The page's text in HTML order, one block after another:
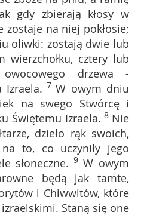
gdy zbierają kłosy w
zostaje na niej pokłosie;
oliwki: zostają dwie lub
wierzchołku, cztery lub
drzewa -
Izraela. 7W owym dniu
na swego Stwórcę i
Świętemu Izraela. 8 Nie
dzieło rąk swoich,
to, co uczyniły jego
słoneczne. 9W owym
będą jak tamte,
i Chiwwitów, które
Staną się one